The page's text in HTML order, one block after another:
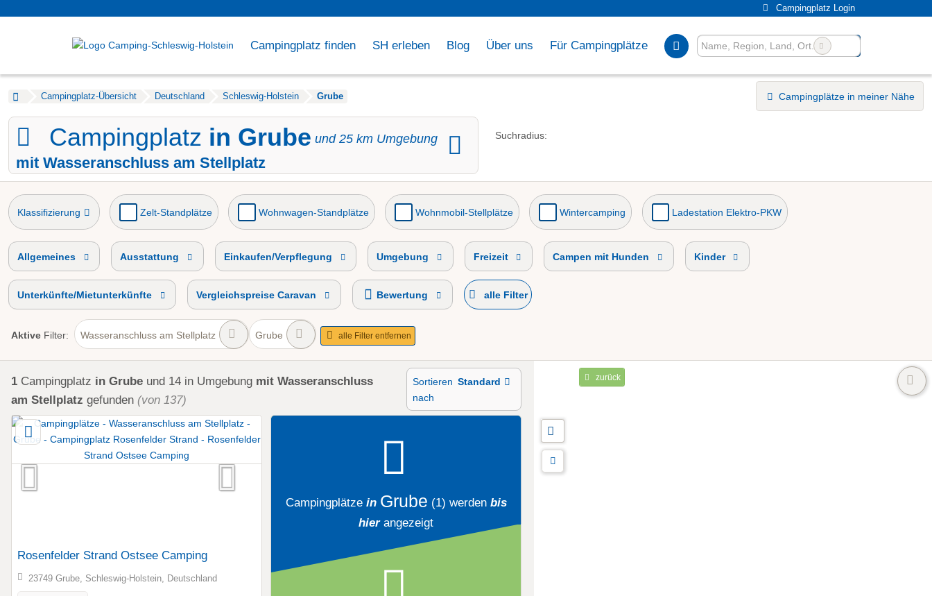
Campingplatz Login
Campingplatz finden SH erleben Blog Über uns Für Campingplätze
Campingplatz-Übersicht Deutschland Schleswig-Holstein Grube Campingplätze in meiner Nähe
Campingplatz in Grube und 25 km Umgebung
mit Wasseranschluss am Stellplatz
Suchradius:
Klassifizierung Zelt-Standplätze Wohnwagen-Standplätze Wohnmobil-Stellplätze Wintercamping Ladestation Elektro-PKW
Barrierefreier Campingplatz Camping mit Hund
Allgemeines Ausstattung Einkaufen/Verpflegung Umgebung Freizeit Campen mit Hunden Kinder
Unterkünfte/Mietunterkünfte Vergleichspreise Caravan Bewertung alle Filter
Aktive Filter: Wasseranschluss am Stellplatz Grube alle Filter entfernen
1 Campingplatz in Grube und 14 in Umgebung mit Wasseranschluss
am Stellplatz gefunden (von 137)
Sortieren
nach
Standard
Rosenfelder Strand Ostsee Camping
23749 Grube, Schleswig-Holstein, Deutschland
Campingplätze in Grube (1) werden bis
hierangezeigt
zurück